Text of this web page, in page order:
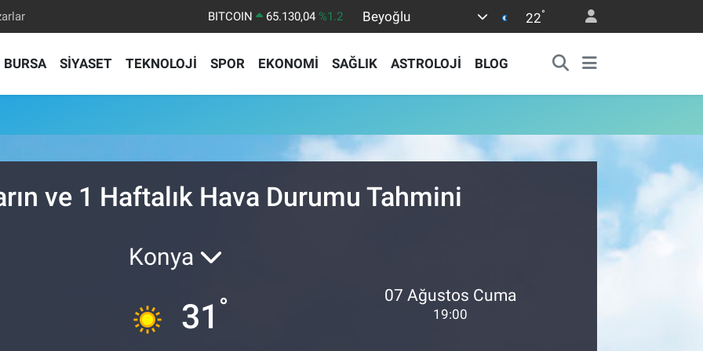
BITCOIN 65.130,04 %1.2
EURO
55,1652 %0.27
Beyoğlu 22°
BURSA SİYASET TEKNOLOJİ SPOR EKONOMİ SAĞLIK ASTROLOJİ BLOG
ve 1 Haftalık Hava Durumu Tahmini
Konya
31 ° 07 Ağustos Cuma
19:00